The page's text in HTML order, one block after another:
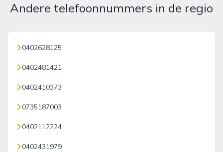
Andere telefoonnummers in de regio
0402628125
0402481421
0402410373
0735187003
0402112224
0402431979